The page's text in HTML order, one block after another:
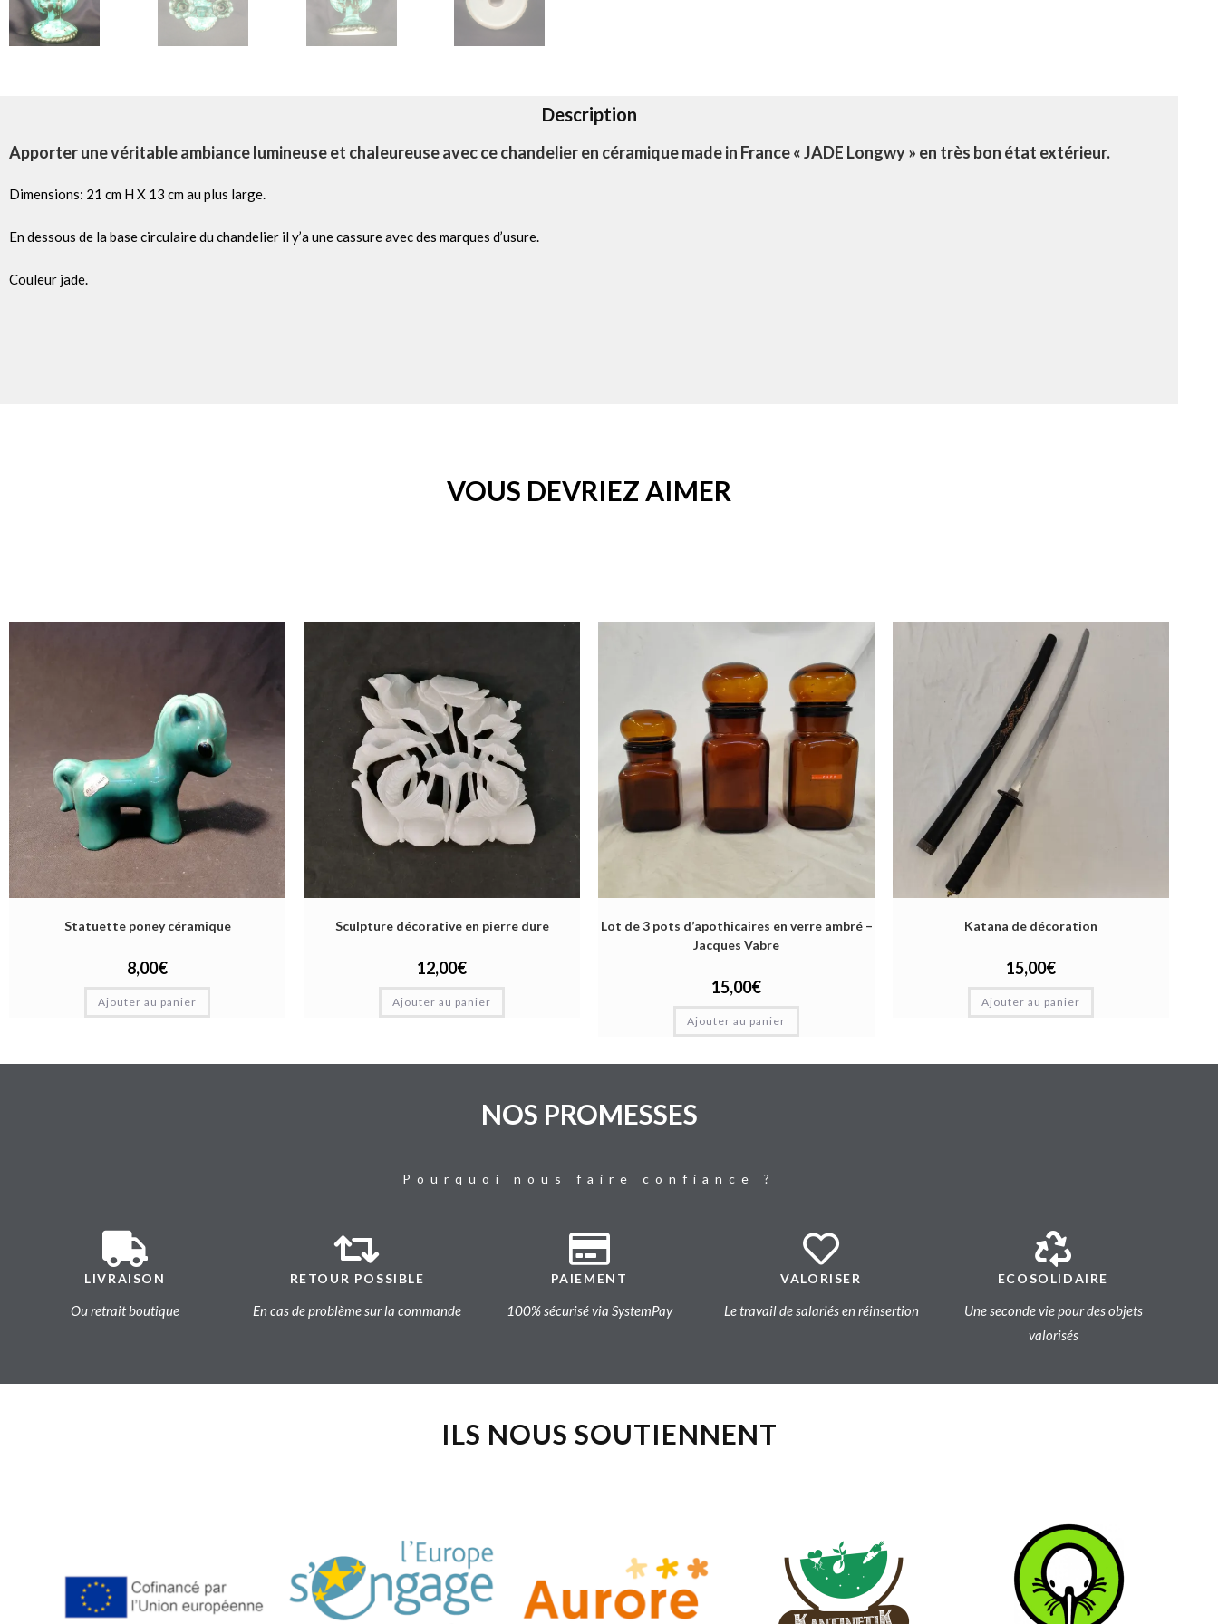
Description
Apporter une véritable ambiance lumineuse et chaleureuse avec ce chandelier en céramique made in France « JADE Longwy » en très bon état extérieur.
Dimensions: 21 cm H X 13 cm au plus large.
En dessous de la base circulaire du chandelier il y’a une cassure avec des marques d’usure.
Couleur jade.
VOUS DEVRIEZ AIMER
Statuette poney céramique
8,00€
Ajouter au panier
Sculpture décorative en pierre dure
12,00€
Ajouter au panier
Lot de 3 pots d’apothicaires en verre ambré –
Jacques Vabre
15,00€
Ajouter au panier
Katana de décoration
15,00€
Ajouter au panier
NOS PROMESSES
Pourquoi nous faire confiance ?
LIVRAISON
Ou retrait boutique
RETOUR POSSIBLE
En cas de problème sur la commande
PAIEMENT
100% sécurisé via SystemPay
VALORISER
Le travail de salariés en réinsertion
ECOSOLIDAIRE
Une seconde vie pour des objets
valorisés
ILS NOUS SOUTIENNENT